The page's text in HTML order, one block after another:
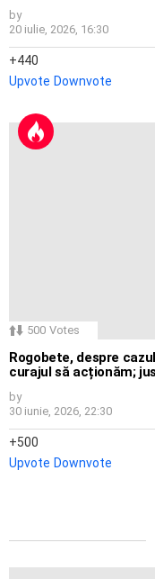
by
20 iulie, 2026, 16:30
440
Upvote Downvote
500 Votes
Rogobete, despre
curajul să acționăm;
by
30 iunie, 2026, 22:30
500
Upvote Downvote